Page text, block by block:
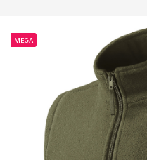
MEGA